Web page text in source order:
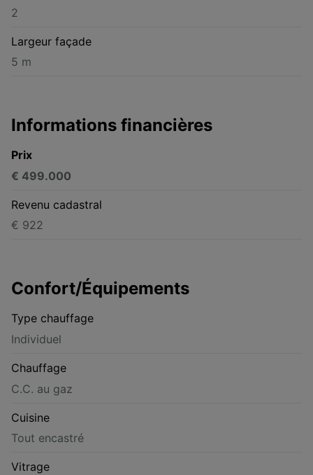
2
Largeur façade
5 m
Informations financières
Prix
€ 499.000
Revenu cadastral
€ 922
Confort/Équipements
Type chauffage
Individuel
Chauffage
C.C. au gaz
Cuisine
Tout encastré
Vitrage